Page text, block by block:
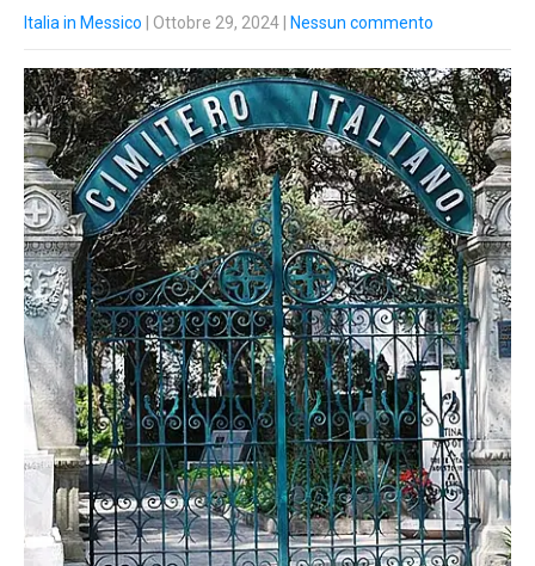
Italia in Messico | Ottobre 29, 2024 Nessun commento